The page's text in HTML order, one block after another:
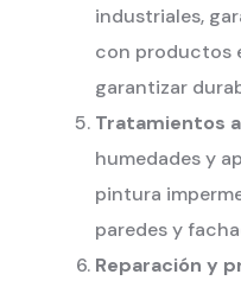
industriales,
con productos
garantizar
Tratamientos
humedades y
pintura
paredes y
Reparación y